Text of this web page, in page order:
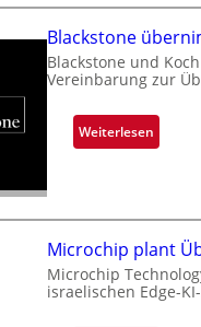
a
n
d
o
e
t
l
i
g
t
Blackstone
Blackstone und
Vereinbarung zur
Weiterlesen:
B
c
k
s
t
Microchip plant
Microchip
israelischen Edge-